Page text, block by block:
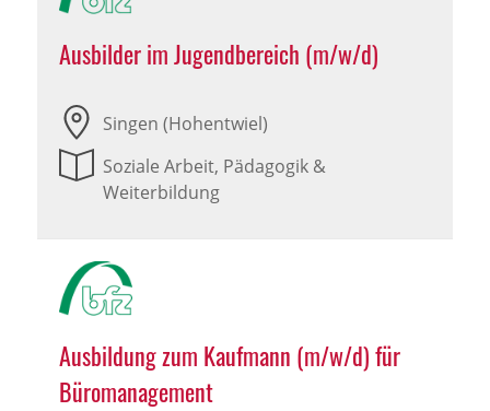
Ausbilder im Jugendbereich (m/w/d)
Singen (Hohentwiel)
Soziale Arbeit, Pädagogik &
Weiterbildung
Ausbildung zum Kaufmann (m/w/d) für
Büromanagement